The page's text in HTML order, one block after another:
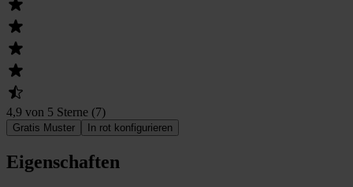
4,9 von 5 Sterne (7)
Gratis Muster In rot konfigurieren
Eigenschaften